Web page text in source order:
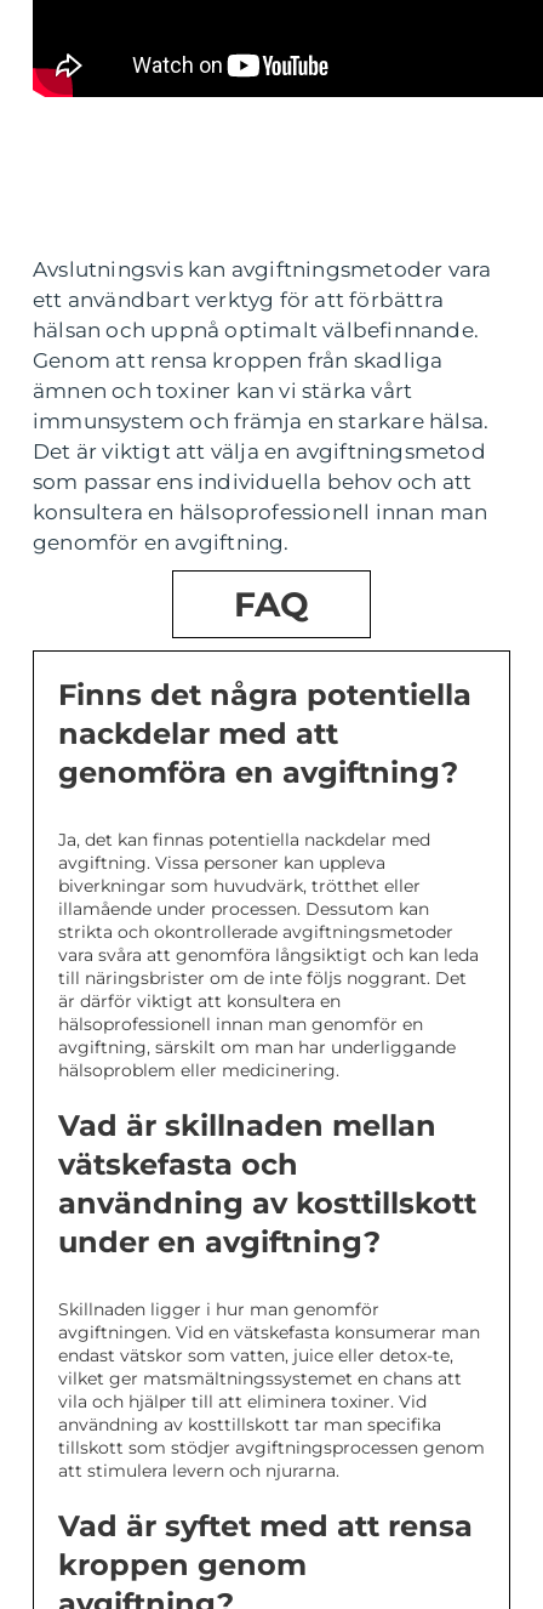
Avslutningsvis kan avgiftningsmetoder vara
ett användbart verktyg för att förbättra
hälsan och uppnå optimalt välbefinnande.
Genom att rensa kroppen från skadliga
ämnen och toxiner kan vi stärka vårt
immunsystem och främja en starkare hälsa.
Det är viktigt att välja en avgiftningsmetod
som passar ens individuella behov och att
konsultera en hälsoprofessionell innan man
genomför en avgiftning.
FAQ
Finns det några potentiella
nackdelar med att
genomföra en avgiftning?
Ja, det kan finnas potentiella nackdelar med
avgiftning. Vissa personer kan uppleva
biverkningar som huvudvärk, trötthet eller
illamående under processen. Dessutom kan
strikta och okontrollerade avgiftningsmetoder
vara svåra att genomföra långsiktigt och kan leda
till näringsbrister om de inte följs noggrant. Det
är därför viktigt att konsultera en
hälsoprofessionell innan man genomför en
avgiftning, särskilt om man har underliggande
hälsoproblem eller medicinering.
Vad är skillnaden mellan
vätskefasta och
användning av kosttillskott
under en avgiftning?
Skillnaden ligger i hur man genomför
avgiftningen. Vid en vätskefasta konsumerar man
endast vätskor som vatten, juice eller detox-te,
vilket ger matsmältningssystemet en chans att
vila och hjälper till att eliminera toxiner. Vid
användning av kosttillskott tar man specifika
tillskott som stödjer avgiftningsprocessen genom
att stimulera levern och njurarna.
Vad är syftet med att rensa
kroppen genom